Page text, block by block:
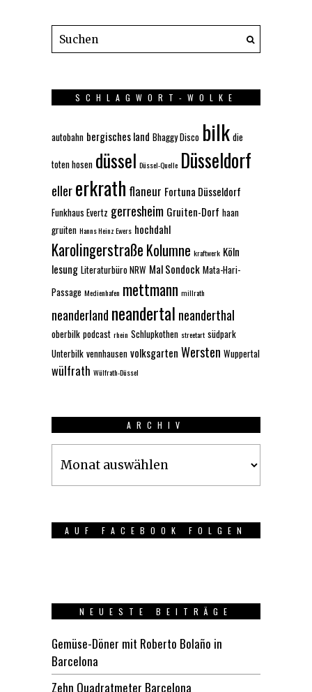
SCHLAGWORT-WOLKE
autobahn bergisches land Bhaggy Disco bilk die
toten hosen düssel Düssel-Quelle Düsseldorf
ellererkrath flaneur Fortuna Düsseldorf
Funkhaus Evertz gerresheim Gruiten-Dorf haan
gruiten Hanns Heinz Ewers hochdahl
Karolingerstraße Kolumne kraftwerk Köln
lesung Literaturbüro NRW Mal Sondock Mata-Hari-
Passage Medienhafen mettmann millrath
neanderland neandertal neanderthal
oberbilk podcast rhein Schlupkothen streetart südpark
Unterbilk vennhausen volksgarten Wersten Wuppertal
wülfrath Wülfrath-Düssel
ARCHIV
AUF FACEBOOK FOLGEN
NEUESTE BEITRÄGE
Gemüse-Döner mit Roberto Bolaño in
Barcelona
Zehn Quadratmeter Barcelona